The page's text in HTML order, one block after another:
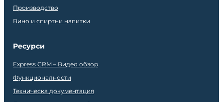
Производство
Вино и спиртни напитки
Ресурси
Express CRM – Видео обзор
Функционалности
Техническа документация